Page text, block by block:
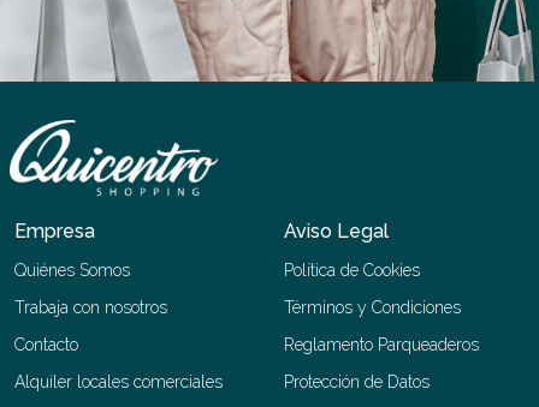
Empresa
Quiénes Somos
Trabaja con nosotros
Contacto
Alquiler locales comerciales
Aviso Legal
Política de Cookies
Términos y Condiciones
Reglamento Parqueaderos
Protección de Datos